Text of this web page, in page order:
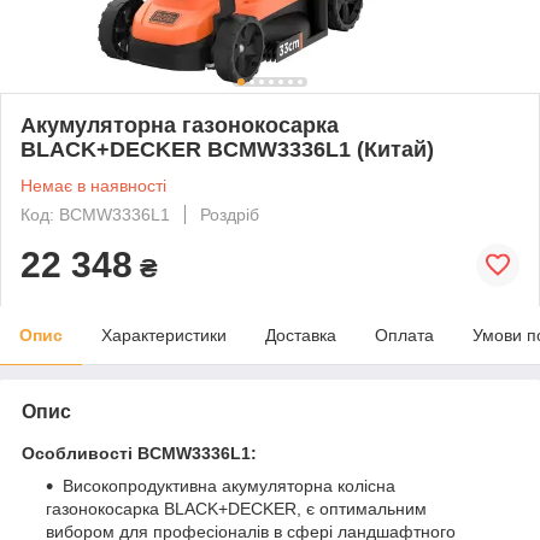
Акумуляторна газонокосарка
BLACK+DECKER BCMW3336L1 (Китай)
Немає в наявності
Код: BCMW3336L1
Роздріб
22 348 ₴
Опис Характеристики Доставка Оплата Умови
Опис
Особливості BCMW3336L1:
Високопродуктивна акумуляторна колісна
газонокосарка BLACK+DECKER, є оптимальним
вибором для професіоналів в сфері ландшафтного